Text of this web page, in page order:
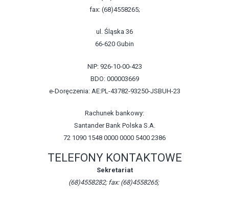
fax: (68)4558265;
ul. Śląska 36
66-620 Gubin
NIP: 926-10-00-423
BDO: 000003669
e-Doręczenia: AE:PL-43782-93250-JSBUH-23
Rachunek bankowy:
Santander Bank Polska S.A.
72 1090 1548 0000 0000 5400 2386
TELEFONY KONTAKTOWE
Sekretariat
(68)4558282; fax: (68)4558265;